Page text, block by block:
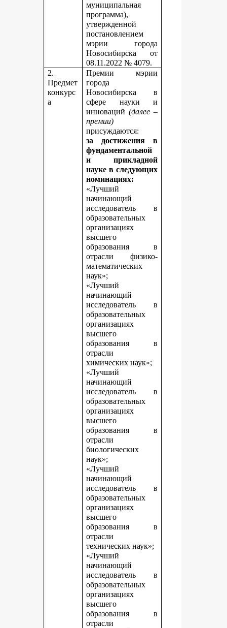
муниципальная
программа),
утвержденной
постановлением
мэрии города
Новосибирска от
08.11.2022 № 4079.
2.
Предмет
конкурс
а
Премии мэрии
города
Новосибирска в
сфере науки и
инноваций(далее –
премии)
присуждаются:
за достижения в
фундаментальной
и прикладной
наукев следующих
номинациях:
«Лучший
начинающий
исследователь в
образовательных
организациях
высшего
образования в
отрасли физико-
математических
наук»;
«Лучший
начинающий
исследователь в
образовательных
организациях
высшего
образования в
отрасли
химических наук»;
«Лучший
начинающий
исследователь в
образовательных
организациях
высшего
образования в
отрасли
биологических
наук»;
«Лучший
начинающий
исследователь в
образовательных
организациях
высшего
образования в
отрасли
технических наук»;
«Лучший
начинающий
исследователь в
образовательных
организациях
высшего
образования в
отрасли